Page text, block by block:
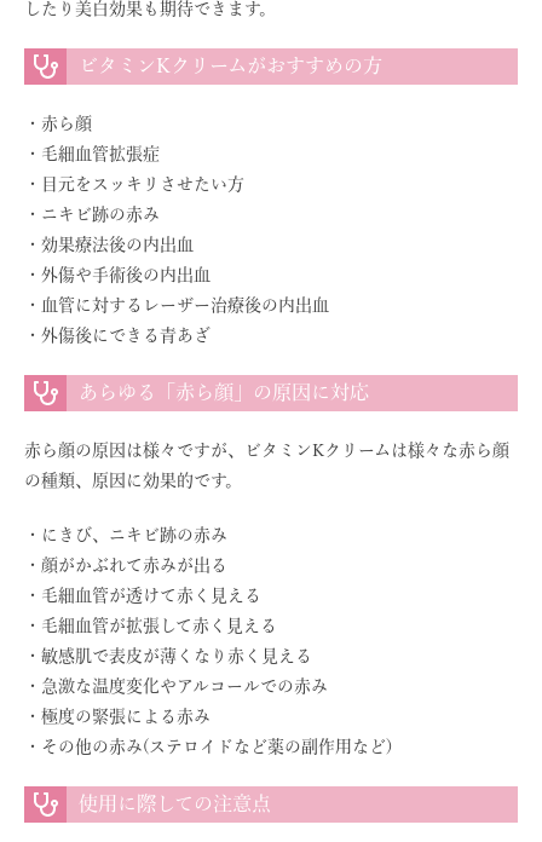
したり美白効果も期待できます。
ビタミンKクリームがおすすめの方
・赤ら顔
・毛細血管拡張症
・目元をスッキリさせたい方
・ニキビ跡の赤み
・効果療法後の内出血
・外傷や手術後の内出血
・血管に対するレーザー治療後の内出血
・外傷後にできる青あざ
あらゆる「赤ら顔」の原因に対応
赤ら顔の原因は様々ですが、ビタミンKクリームは様々な赤ら顔
の種類、原因に効果的です。
・にきび、ニキビ跡の赤み
・顔がかぶれて赤みが出る
・毛細血管が透けて赤く見える
・毛細血管が拡張して赤く見える
・敏感肌で表皮が薄くなり赤く見える
・急激な温度変化やアルコールでの赤み
・極度の緊張による赤み
・その他の赤み(ステロイドなど薬の副作用など)
使用に際しての注意点